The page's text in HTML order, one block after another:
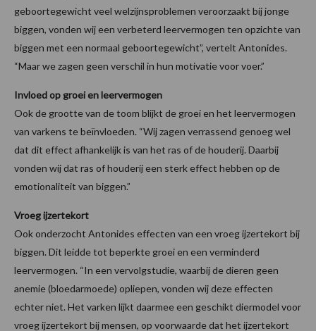
geboortegewicht veel welzijnsproblemen veroorzaakt bij jonge
biggen, vonden wij een verbeterd leervermogen ten opzichte van
biggen met een normaal geboortegewicht”, vertelt Antonides.
“Maar we zagen geen verschil in hun motivatie voor voer.”
Invloed op groei en leervermogen
Ook de grootte van de toom blijkt de groei en het leervermogen
van varkens te beïnvloeden. “Wij zagen verrassend genoeg wel
dat dit effect afhankelijk is van het ras of de houderij. Daarbij
vonden wij dat ras of houderij een sterk effect hebben op de
emotionaliteit van biggen.”
Vroeg ijzertekort
Ook onderzocht Antonides effecten van een vroeg ijzertekort bij
biggen. Dit leidde tot beperkte groei en een verminderd
leervermogen. “In een vervolgstudie, waarbij de dieren geen
anemie (bloedarmoede) opliepen, vonden wij deze effecten
echter niet. Het varken lijkt daarmee een geschikt diermodel voor
vroeg ijzertekort bij mensen, op voorwaarde dat het ijzertekort